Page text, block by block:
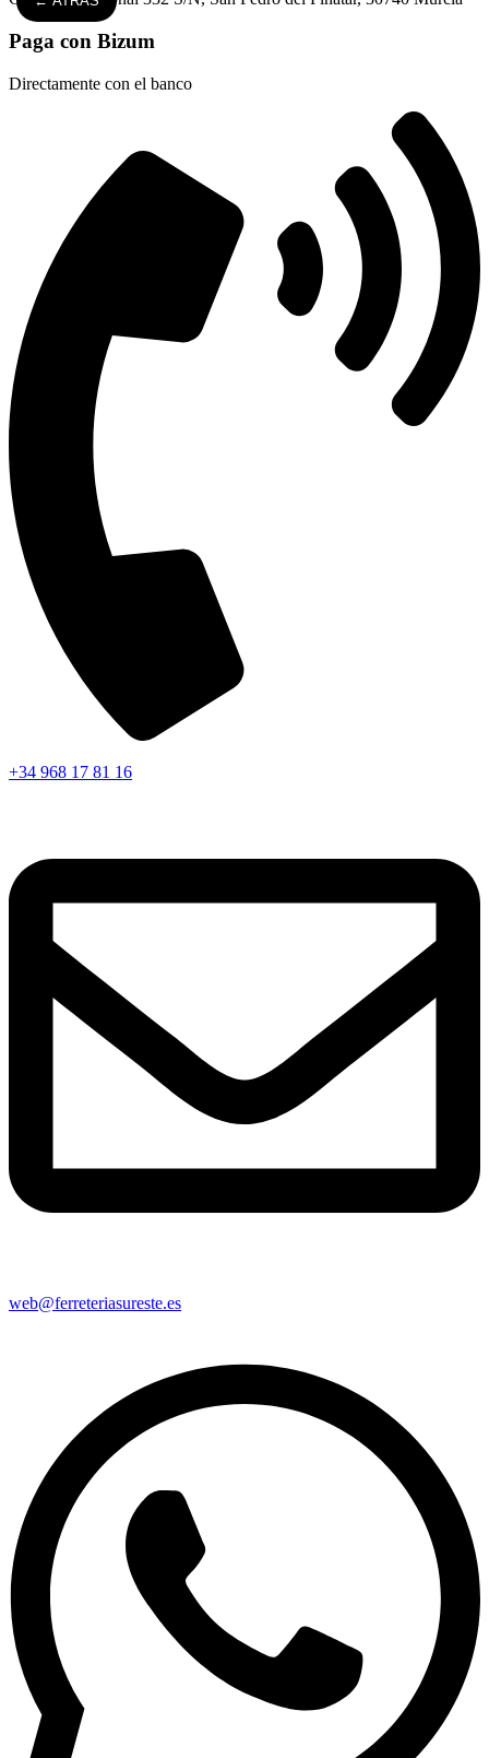
Paga con Bizum
Directamente con el banco
+34 968 17 81 16
web@ferreteriasureste.es